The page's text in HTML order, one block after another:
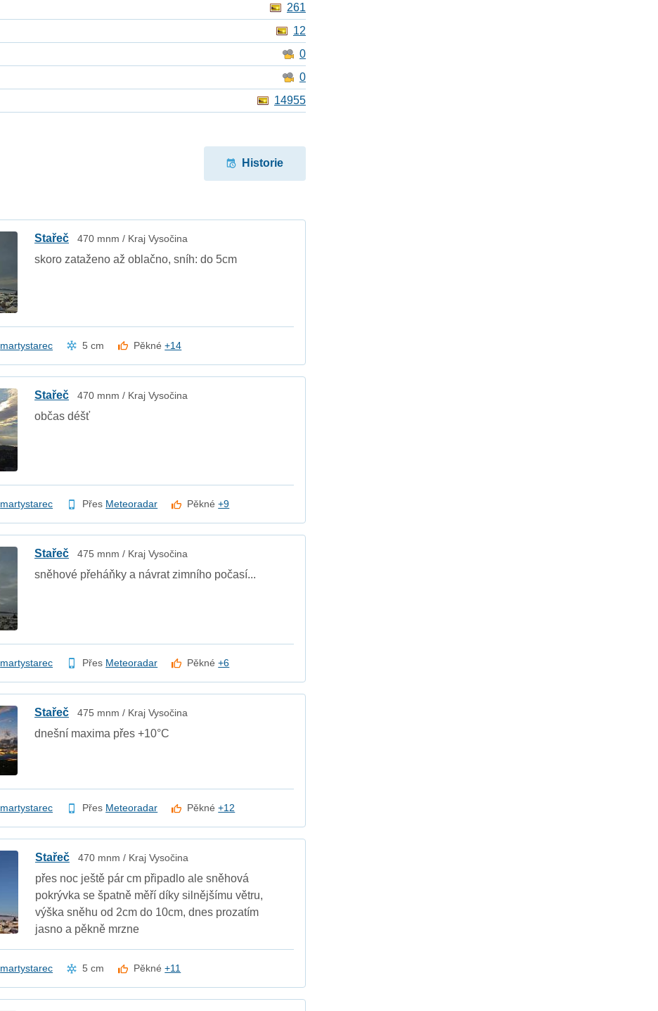
261
12
0
0
14955
Historie
Stařeč 470 mnm / Kraj Vysočina
skoro zataženo až oblačno, sníh: do 5cm
martystarec 5 cm Pěkné+14
Stařeč 470 mnm / Kraj Vysočina
občas déšť
martystarec Přes Meteoradar Pěkné+9
Stařeč 475 mnm / Kraj Vysočina
sněhové přeháňky a návrat zimního počasí...
martystarec Přes Meteoradar Pěkné+6
Stařeč 475 mnm / Kraj Vysočina
dnešní maxima přes +10°C
martystarec Přes Meteoradar Pěkné+12
Stařeč 470 mnm / Kraj Vysočina
přes noc ještě pár cm připadlo ale sněhová
pokrývka se špatně měří díky silnějšímu větru,
výška sněhu od 2cm do 10cm, dnes prozatím
jasno a pěkně mrzne
martystarec 5 cm Pěkné+11